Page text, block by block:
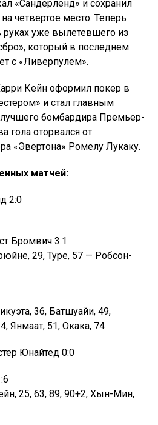
«Сандерленд» и сохранил
четвертое место. Теперь
руках уже вылетевшего из
который в последнем
с «Ливерпулем».
Кейн оформил покер в
и стал главным
бомбардира Премьер-
гола оторвался от
«Эвертона» Ромелу Лукаку.
матчей:
2:0
Бромвич 3:1
29, Туре, 57 — Робсон-
36, Батшуайи, 49,
Янмаат, 51, Окака, 74
Юнайтед 0:0
25, 63, 89, 90+2, Хын-Мин,